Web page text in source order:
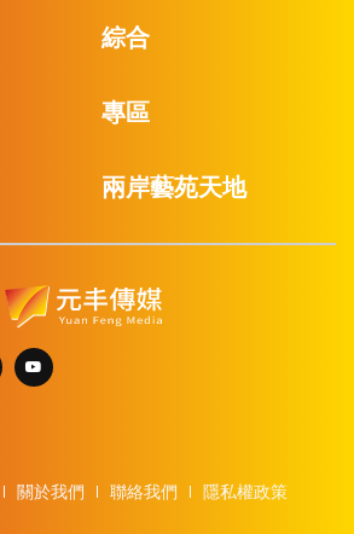
綜合
專區
兩岸藝苑天地
關於我們 聯絡我們
隱私權政策